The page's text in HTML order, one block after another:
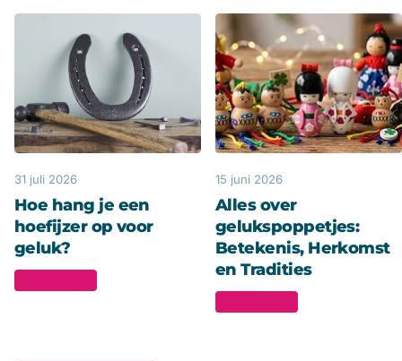
31 juli 2026
Hoe hang je een
hoefijzer op voor
geluk?
15 juni 2026
Alles over
gelukspoppetjes:
Betekenis, Herkomst
en Tradities